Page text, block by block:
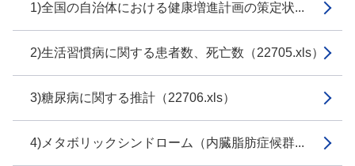
1)全国の自治体における健康増進計画の策定状...
2)生活習慣病に関する患者数、死亡数（22705.xls）
3)糖尿病に関する推計（22706.xls）
4)メタボリックシンドローム（内臓脂肪症候群...